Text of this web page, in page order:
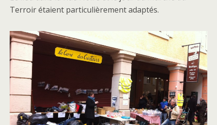
Terroir étaient particulièrement adaptés.